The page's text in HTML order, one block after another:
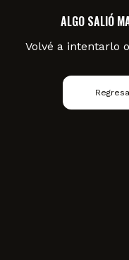
ALGO SALIÓ
Volvé a intentarlo